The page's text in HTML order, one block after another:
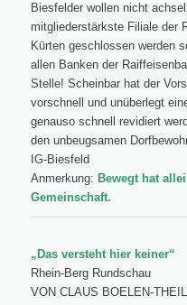
Biesfelder wollen nicht
mitgliederstärkste Filiale der
Kürten geschlossen werden
allen Banken der
Stelle! Scheinbar hat der
vorschnell und unüberlegt
genauso schnell revidiert
den unbeugsamen
IG-Biesfeld
Anmerkung: Bewegt hat
Gemeinschaft.
„Das versteht hier keiner“
Rhein-Berg Rundschau
VON CLAUS BOELEN-